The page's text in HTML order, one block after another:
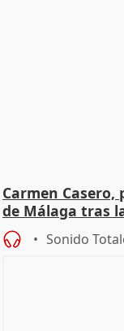
Carmen
de Málaga tras
Sonido